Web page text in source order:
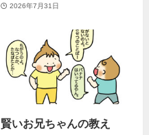
2026年7月31日
賢いお兄ちゃんの教え